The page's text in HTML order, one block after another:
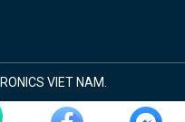
VIET NAM.